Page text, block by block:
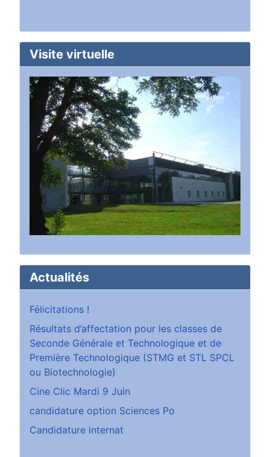
Visite virtuelle
Actualités
Félicitations !
Résultats d’affectation pour les classes de
Seconde Générale et Technologique et de
Première Technologique (STMG et STL SPCL
ou Biotechnologie)
Cine Clic Mardi 9 Juin
candidature option Sciences Po
Candidature internat